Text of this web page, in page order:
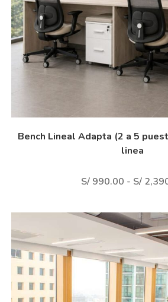
Bench Lineal Adapta (2 a 5
linea
S/990.00 - S/